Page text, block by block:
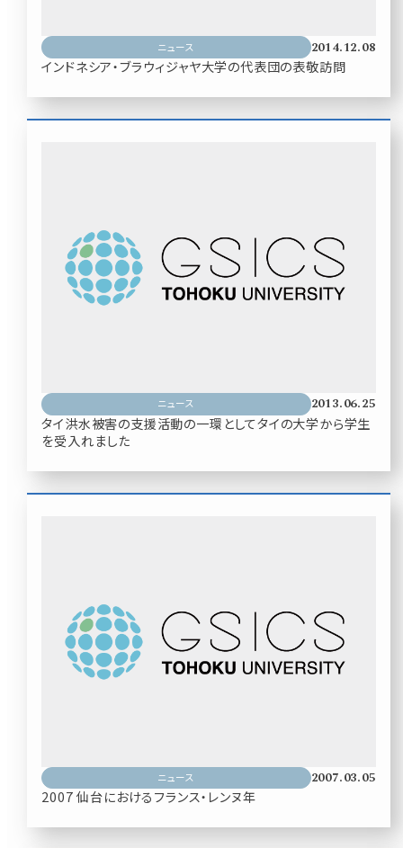
ニュース
2014.12.08
インドネシア・ブラウィジャヤ大学の代表団の表敬訪問
ニュース
2013.06.25
タイ洪水被害の支援活動の一環としてタイの大学から学生
を受入れました
ニュース
2007.03.05
2007 仙台におけるフランス・レンヌ年